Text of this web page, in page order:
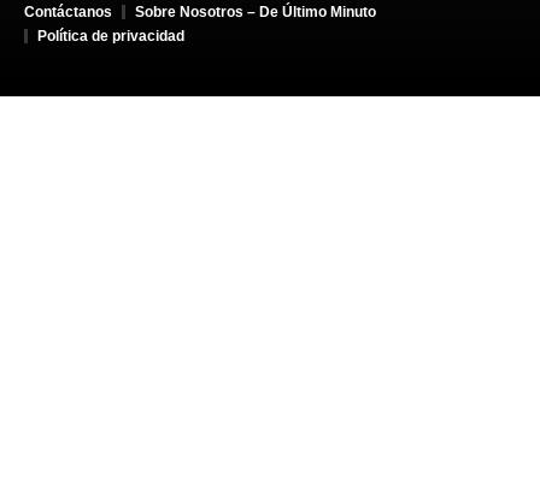
Contáctanos
Sobre Nosotros – De Último Minuto
Política de privacidad